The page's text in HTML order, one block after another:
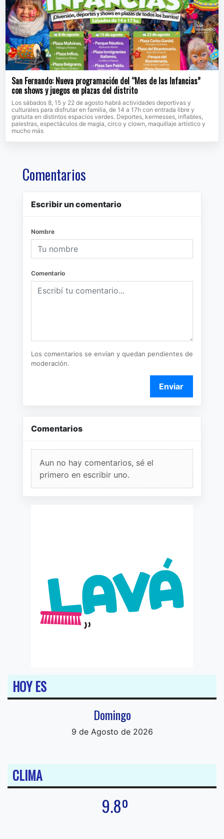
San Fernando: Nueva programación del “Mes de las Infancias”
con shows y juegos en plazas del distrito
Los sábados 8, 15 y 22 de agosto habrá actividades deportivas y
culturales para disfrutar en familia, de 14 a 17h con entrada libre y
gratuita en distintos espacios verdes. Deportes, kermesses, inflables,
palestras, espectáculos de magia, circo y clown, maquillaje artístico y
mucho más
Comentarios
Escribir un comentario
Nombre
Comentario
Los comentarios se envían y quedan pendientes de
moderación.
Enviar
Comentarios
Aun no hay comentarios, sé el
primero en escribir uno.
HOY ES
Domingo
9 de Agosto de 2026
CLIMA
9.8º